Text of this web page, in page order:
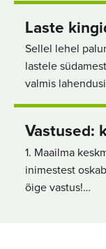
Laste
Sellel lehel
lastele
valmis
Vastused:
1. Maailma
inimestest
õige vastus!…